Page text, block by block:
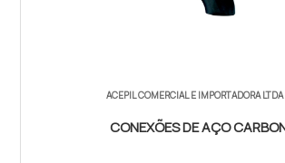
ACEPIL COMERCIAL E IMPORTADORA LTDA
CONEXÕES DE AÇO